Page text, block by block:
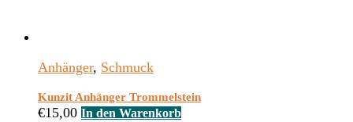
Anhänger, Schmuck
Kunzit Anhänger Trommelstein
€15,00 In den Warenkorb